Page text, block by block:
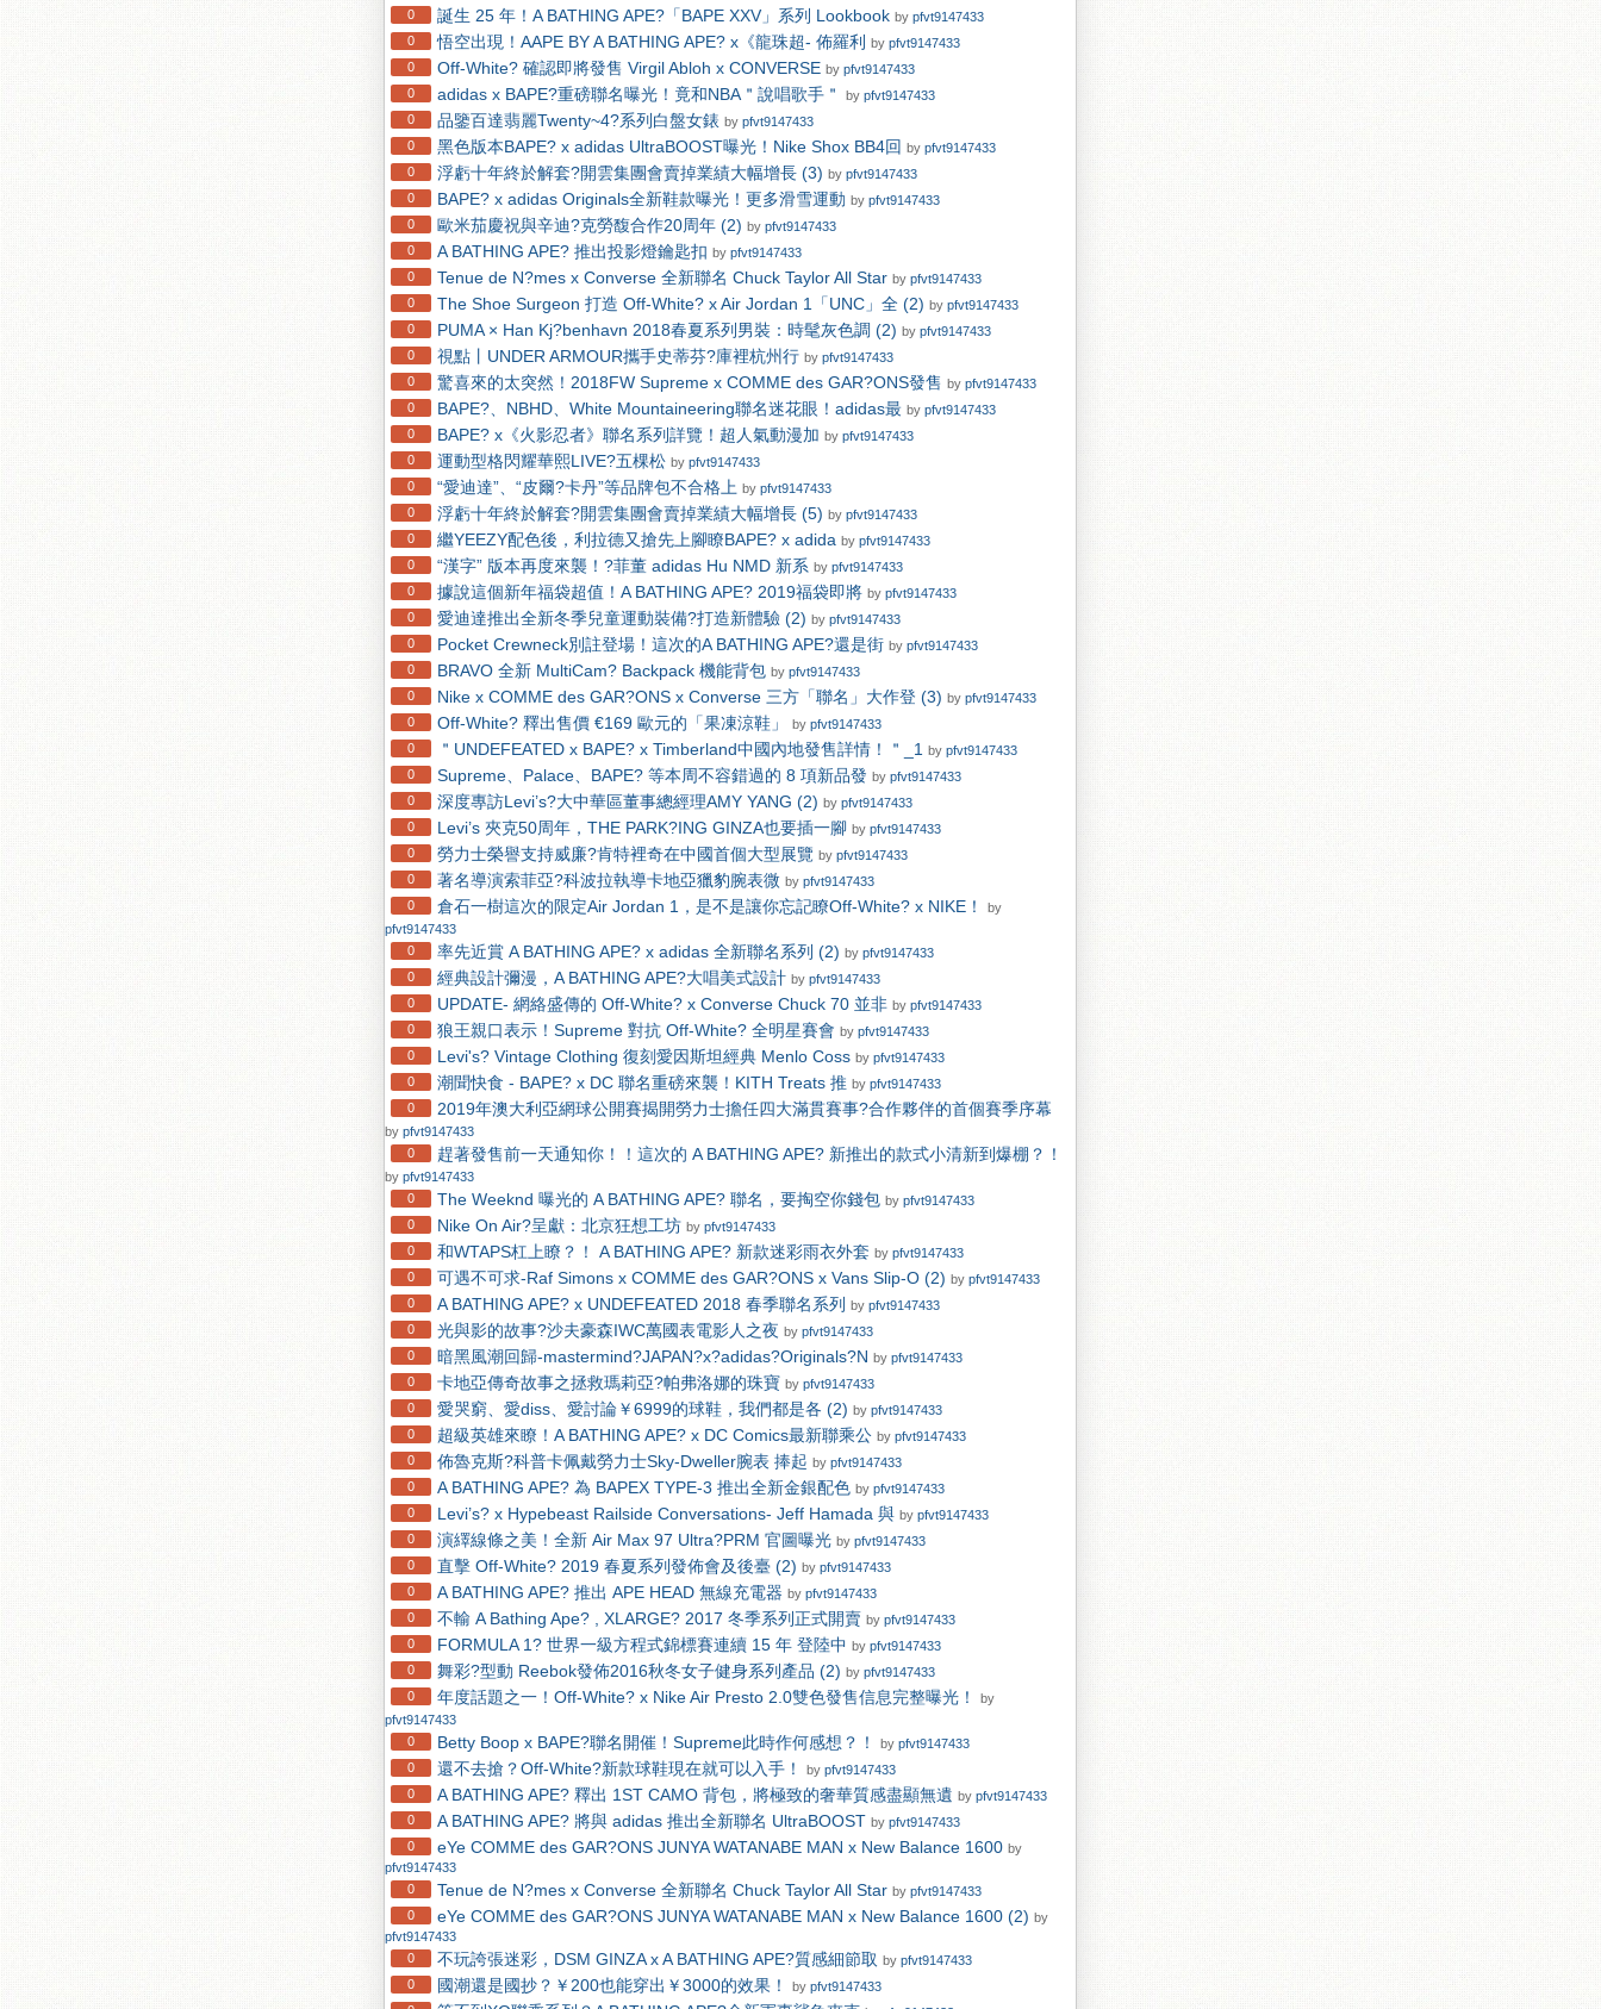
0
誕生 25 年！A BATHING APE?「BAPE XXV」系列 Lookbook by pfvt9147433
0
悟空出現！AAPE BY A BATHING APE? x《龍珠超- 佈羅利 by pfvt9147433
0
Off-White? 確認即將發售 Virgil Abloh x CONVERSE by pfvt9147433
0
adidas x BAPE?重磅聯名曝光！竟和NBA＂說唱歌手＂ by pfvt9147433
0
品鑒百達翡麗Twenty~4?系列白盤女錶 by pfvt9147433
0
黑色版本BAPE? x adidas UltraBOOST曝光！Nike Shox BB4回 by pfvt9147433
0
浮虧十年終於解套?開雲集團會賣掉業績大幅增長 (3) by pfvt9147433
0
BAPE? x adidas Originals全新鞋款曝光！更多滑雪運動 by pfvt9147433
0
歐米茄慶祝與辛迪?克勞馥合作20周年 (2) by pfvt9147433
0
A BATHING APE? 推出投影燈鑰匙扣 by pfvt9147433
0
Tenue de N?mes x Converse 全新聯名 Chuck Taylor All Star by pfvt9147433
0
The Shoe Surgeon 打造 Off-White? x Air Jordan 1「UNC」全 (2) by pfvt9147433
0
PUMA × Han Kj?benhavn 2018春夏系列男裝：時髦灰色調 (2) by pfvt9147433
0
視點丨UNDER ARMOUR攜手史蒂芬?庫裡杭州行 by pfvt9147433
0
驚喜來的太突然！2018FW Supreme x COMME des GAR?ONS發售 by pfvt9147433
0
BAPE?、NBHD、White Mountaineering聯名迷花眼！adidas最 by pfvt9147433
0
BAPE? x《火影忍者》聯名系列詳覽！超人氣動漫加 by pfvt9147433
0
運動型格閃耀華熙LIVE?五棵松 by pfvt9147433
0
“愛迪達”、“皮爾?卡丹”等品牌包不合格上 by pfvt9147433
0
浮虧十年終於解套?開雲集團會賣掉業績大幅增長 (5) by pfvt9147433
0
繼YEEZY配色後，利拉德又搶先上腳瞭BAPE? x adida by pfvt9147433
0
“漢字” 版本再度來襲！?菲董 adidas Hu NMD 新系 by pfvt9147433
0
據說這個新年福袋超值！A BATHING APE? 2019福袋即將 by pfvt9147433
0
愛迪達推出全新冬季兒童運動裝備?打造新體驗 (2) by pfvt9147433
0
Pocket Crewneck別註登場！這次的A BATHING APE?還是街 by pfvt9147433
0
BRAVO 全新 MultiCam? Backpack 機能背包 by pfvt9147433
0
Nike x COMME des GAR?ONS x Converse 三方「聯名」大作登 (3) by pfvt9147433
0
Off-White? 釋出售價 €169 歐元的「果凍涼鞋」 by pfvt9147433
0
＂UNDEFEATED x BAPE? x Timberland中國內地發售詳情！＂_1 by pfvt9147433
0
Supreme、Palace、BAPE? 等本周不容錯過的 8 項新品發 by pfvt9147433
0
深度專訪Levi’s?大中華區董事總經理AMY YANG (2) by pfvt9147433
0
Levi’s 夾克50周年，THE PARK?ING GINZA也要插一腳 by pfvt9147433
0
勞力士榮譽支持威廉?肯特裡奇在中國首個大型展覽 by pfvt9147433
0
著名導演索菲亞?科波拉執導卡地亞獵豹腕表微 by pfvt9147433
0
倉石一樹這次的限定Air Jordan 1，是不是讓你忘記瞭Off-White? x NIKE！
by
pfvt9147433
0
率先近賞 A BATHING APE? x adidas 全新聯名系列 (2) by pfvt9147433
0
經典設計彌漫，A BATHING APE?大唱美式設計 by pfvt9147433
0
UPDATE- 網絡盛傳的 Off-White? x Converse Chuck 70 並非 by pfvt9147433
0
狼王親口表示！Supreme 對抗 Off-White? 全明星賽會 by pfvt9147433
0
Levi's? Vintage Clothing 復刻愛因斯坦經典 Menlo Coss by pfvt9147433
0
潮聞快食 - BAPE? x DC 聯名重磅來襲！KITH Treats 推 by pfvt9147433
0
2019年澳大利亞網球公開賽揭開勞力士擔任四大滿貫賽事?合作夥伴的首個賽季序幕
by pfvt9147433
0
趕著發售前一天通知你！！這次的 A BATHING APE? 新推出的款式小清新到爆棚？！
by pfvt9147433
0
The Weeknd 曝光的 A BATHING APE? 聯名，要掏空你錢包 by pfvt9147433
0
Nike On Air?呈獻：北京狂想工坊 by pfvt9147433
0
和WTAPS杠上瞭？！ A BATHING APE? 新款迷彩雨衣外套 by pfvt9147433
0
可遇不可求-Raf Simons x COMME des GAR?ONS x Vans Slip-O (2) by pfvt9147433
0
A BATHING APE? x UNDEFEATED 2018 春季聯名系列 by pfvt9147433
0
光與影的故事?沙夫豪森IWC萬國表電影人之夜 by pfvt9147433
0
暗黑風潮回歸-mastermind?JAPAN?x?adidas?Originals?N by pfvt9147433
0
卡地亞傳奇故事之拯救瑪莉亞?帕弗洛娜的珠寶 by pfvt9147433
0
愛哭窮、愛diss、愛討論￥6999的球鞋，我們都是各 (2) by pfvt9147433
0
超級英雄來瞭！A BATHING APE? x DC Comics最新聯乘公 by pfvt9147433
0
佈魯克斯?科普卡佩戴勞力士Sky-Dweller腕表 捧起 by pfvt9147433
0
A BATHING APE? 為 BAPEX TYPE-3 推出全新金銀配色 by pfvt9147433
0
Levi’s? x Hypebeast Railside Conversations- Jeff Hamada 與 by pfvt9147433
0
演繹線條之美！全新 Air Max 97 Ultra?PRM 官圖曝光 by pfvt9147433
0
直擊 Off-White? 2019 春夏系列發佈會及後臺 (2) by pfvt9147433
0
A BATHING APE? 推出 APE HEAD 無線充電器 by pfvt9147433
0
不輸 A Bathing Ape? , XLARGE? 2017 冬季系列正式開賣 by pfvt9147433
0
FORMULA 1? 世界一級方程式錦標賽連續 15 年 登陸中 by pfvt9147433
0
舞彩?型動 Reebok發佈2016秋冬女子健身系列產品 (2) by pfvt9147433
0
年度話題之一！Off-White? x Nike Air Presto 2.0雙色發售信息完整曝光！
by
pfvt9147433
0
Betty Boop x BAPE?聯名開催！Supreme此時作何感想？！ by pfvt9147433
0
還不去搶？Off-White?新款球鞋現在就可以入手！ by pfvt9147433
0
A BATHING APE? 釋出 1ST CAMO 背包，將極致的奢華質感盡顯無遺 by pfvt9147433
0
A BATHING APE? 將與 adidas 推出全新聯名 UltraBOOST by pfvt9147433
0
eYe COMME des GAR?ONS JUNYA WATANABE MAN x New Balance 1600 by
pfvt9147433
0
Tenue de N?mes x Converse 全新聯名 Chuck Taylor All Star by pfvt9147433
0
eYe COMME des GAR?ONS JUNYA WATANABE MAN x New Balance 1600 (2) by
pfvt9147433
0
不玩誇張迷彩，DSM GINZA x A BATHING APE?質感細節取 by pfvt9147433
0
國潮還是國抄？￥200也能穿出￥3000的效果！ by pfvt9147433